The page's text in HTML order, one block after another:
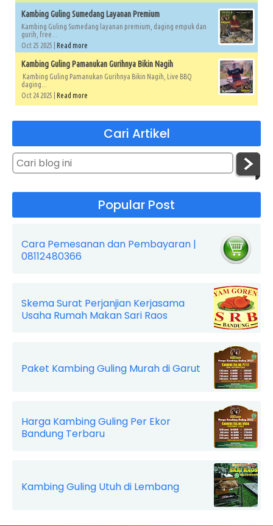
Kambing Guling Sumedang Layanan Premium
Kambing Guling Sumedang layanan premium, daging empuk dan
gurih, free...
Oct 25 2025 | Read more
Kambing Guling Pamanukan Gurihnya Bikin Nagih
Kambing Guling Pamanukan Gurihnya Bikin Nagih, Live BBQ
daging...
Oct 24 2025 | Read more
Cari Artikel
Popular Post
Cara Pemesanan dan Pembayaran |
08112480366
Skema Surat Perjanjian Kerjasama
Usaha Rumah Makan Sari Raos
Paket Kambing Guling Murah di Garut
Harga Kambing Guling Per Ekor
Bandung Terbaru
Kambing Guling Utuh di Lembang